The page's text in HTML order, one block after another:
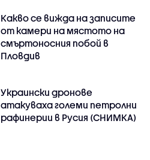
Какво се вижда на записите
от камери на мястото на
смъртоносния побой в
Пловдив
Украински дронове
атакуваха големи петролни
рафинерии в Русия (СНИМКА)